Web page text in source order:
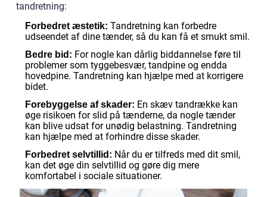
tandretning:
Forbedret æstetik: Tandretning kan forbedre
udseendet af dine tænder, så du kan få et smukt smil.
Bedre bid: For nogle kan dårlig biddannelse føre til
problemer som tyggebesvær, tandpine og endda
hovedpine. Tandretning kan hjælpe med at korrigere
bidet.
Forebyggelse af skader: En skæv tandrække kan
øge risikoen for slid på tænderne, da nogle tænder
kan blive udsat for unødig belastning. Tandretning
kan hjælpe med at forhindre disse skader.
Forbedret selvtillid: Når du er tilfreds med dit smil,
kan det øge din selvtillid og gøre dig mere
komfortabel i sociale situationer.